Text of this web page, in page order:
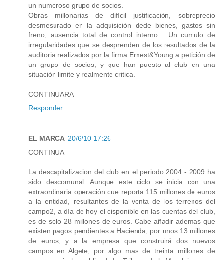
un numeroso grupo de socios.
Obras millonarias de difícil justificación, sobreprecio
desmesurado en la adquisición dede bienes, gastos sin
freno, ausencia total de control interno… Un cumulo de
irregularidades que se desprenden de los resultados de la
auditoria realizados por la firma Ernest&Young a petición de
un grupo de socios, y que han puesto al club en una
situación limite y realmente critica.
CONTINUARA
Responder
EL MARCA 20/6/10 17:26
CONTINUA
La descapitalizacion del club en el periodo 2004 - 2009 ha
sido descomunal. Aunque este ciclo se inicia con una
extraordinaria operación que reporta 115 millones de euros
a la entidad, resultantes de la venta de los terrenos del
campo2, a día de hoy el disponible en las cuentas del club,
es de solo 28 millones de euros. Cabe añadir ademas que
existen pagos pendientes a Hacienda, por unos 13 millones
de euros, y a la empresa que construirá dos nuevos
campos en Algete, por algo mas de treinta millones de